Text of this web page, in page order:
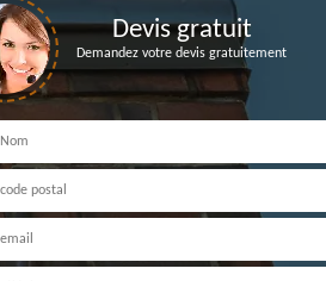
Devis gratuit
Demandez votre devis gratuitement